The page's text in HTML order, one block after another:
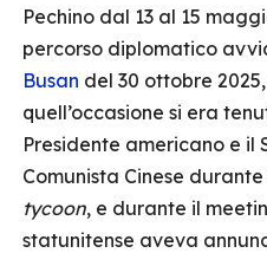
Pechino dal 13 al 15
percorso diplomatico
Busan del 30 ottobre
quell’occasione si era
Presidente americano e
Comunista Cinese
tycoon, e durante il
statunitense aveva